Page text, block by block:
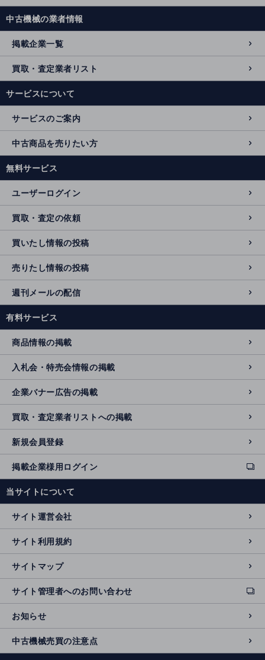
中古機械の業者情報
掲載企業一覧
買取・査定業者リスト
サービスについて
サービスのご案内
中古商品を売りたい方
無料サービス
ユーザーログイン
買取・査定の依頼
買いたし情報の投稿
売りたし情報の投稿
週刊メールの配信
有料サービス
商品情報の掲載
入札会・特売会情報の掲載
企業バナー広告の掲載
買取・査定業者リストへの掲載
新規会員登録
掲載企業様用ログイン
ext
e
n
al
si
t
e
当サイトについて
サイト運営会社
サイト利用規約
サイトマップ
サイト管理者へのお問い合わせ
ext
e
r
n
al
si
お知らせ
中古機械売買の注意点